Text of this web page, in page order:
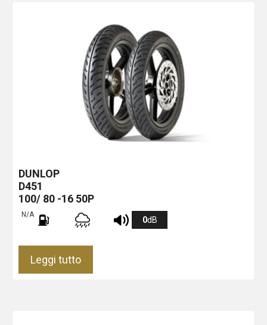
DUNLOP
D451
100/ 80 -16 50P
N/A
0dB
Leggi tutto